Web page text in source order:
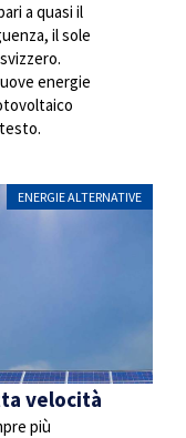
a quasi il
il sole
energie
ENERGIE ALTERNATIVE
velocità
più